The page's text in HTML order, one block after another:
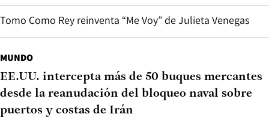
Tomo Como Rey reinventa “Me Voy” de Julieta Venegas
MUNDO
EE.UU. intercepta más de 50 buques mercantes
desde la reanudación del bloqueo naval sobre
puertos y costas de Irán